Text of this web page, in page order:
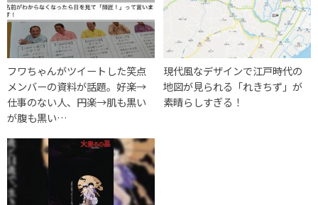
フワちゃんがツイートした笑点
メンバーの資料が話題。好楽→
仕事のない人、円楽→肌も黒い
が腹も黒い…
現代風なデザインで江戸時代の
地図が見られる「れきちず」が
素晴らしすぎる！